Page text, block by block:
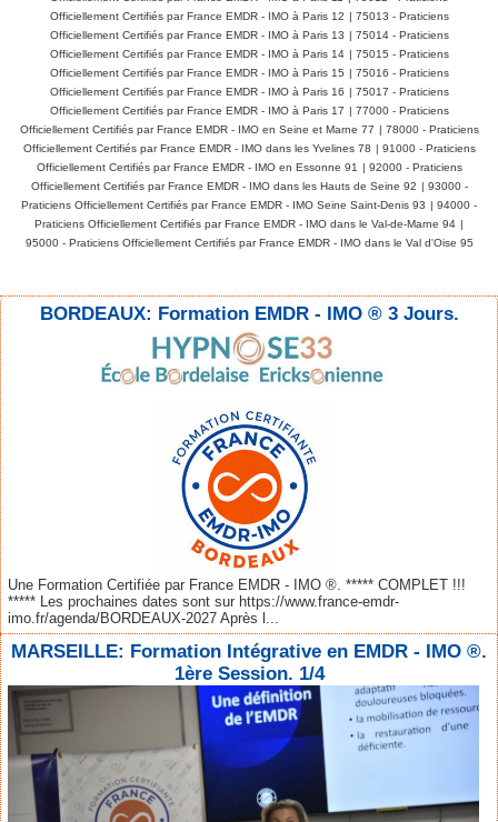
Officiellement Certifiés par France EMDR - IMO à Paris 12 | 75013 - Praticiens
Officiellement Certifiés par France EMDR - IMO à Paris 13 | 75014 - Praticiens
Officiellement Certifiés par France EMDR - IMO à Paris 14 | 75015 - Praticiens
Officiellement Certifiés par France EMDR - IMO à Paris 15 | 75016 - Praticiens
Officiellement Certifiés par France EMDR - IMO à Paris 16 | 75017 - Praticiens
Officiellement Certifiés par France EMDR - IMO à Paris 17 | 77000 - Praticiens
Officiellement Certifiés par France EMDR - IMO en Seine et Marne 77 | 78000 - Praticiens
Officiellement Certifiés par France EMDR - IMO dans les Yvelines 78 | 91000 - Praticiens
Officiellement Certifiés par France EMDR - IMO en Essonne 91
| 92000 - Praticiens
Officiellement Certifiés par France EMDR - IMO dans les Hauts de Seine 92 | 93000 -
Praticiens Officiellement Certifiés par France EMDR - IMO Seine Saint-Denis 93 | 94000 -
Praticiens Officiellement Certifiés par France EMDR - IMO dans le Val-de-Marne 94 |
95000 - Praticiens Officiellement Certifiés par France EMDR - IMO dans le Val d'Oise 95
BORDEAUX: Formation EMDR - IMO ® 3 Jours.
Une Formation Certifiée par France EMDR - IMO ®. ***** COMPLET !!!
***** Les prochaines dates sont sur https://www.france-emdr-
imo.fr/agenda/BORDEAUX-2027 Après l...
MARSEILLE: Formation Intégrative en EMDR - IMO ®.
1ère Session. 1/4